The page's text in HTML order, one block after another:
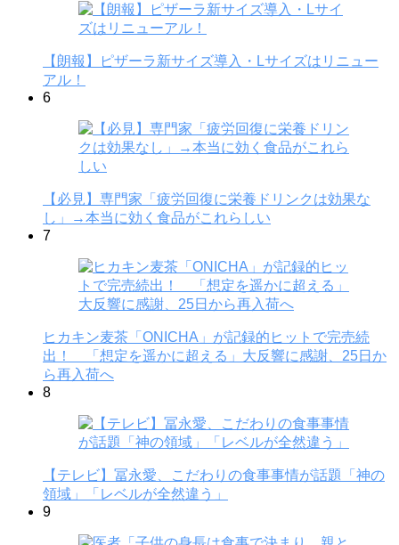
【朗報】ピザーラ新サイズ導入・Lサイズはリニュー
アル！
6
【必見】専門家「疲労回復に栄養ドリンクは効果な
し」→本当に効く食品がこれらしい
7
ヒカキン麦茶「ONICHA」が記録的ヒットで完売続
出！ 「想定を遥かに超える」大反響に感謝、25日か
ら再入荷へ
8
【テレビ】冨永愛、こだわりの食事事情が話題「神の
領域」「レベルが全然違う」
9